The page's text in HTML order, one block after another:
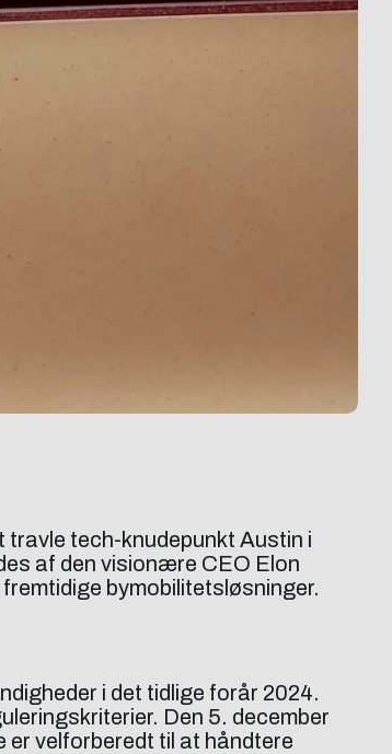
tech-knudepunkt Austin i
af den visionære CEO Elon
bymobilitetsløsninger.
i det tidlige forår 2024.
Den 5. december
velforberedt til at håndtere